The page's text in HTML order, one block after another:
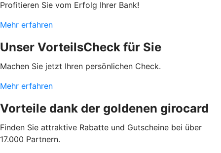
Profitieren Sie vom Erfolg Ihrer Bank!
Mehr erfahren
Unser VorteilsCheck für Sie
Machen Sie jetzt Ihren persönlichen Check.
Mehr erfahren
Vorteile dank der goldenen girocard
Finden Sie attraktive Rabatte und Gutscheine bei über
17.000 Partnern.